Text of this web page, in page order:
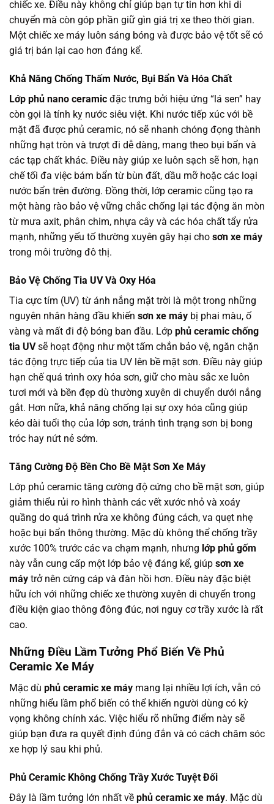
chiếc xe. Điều này không chỉ giúp bạn tự tin hơn khi di
chuyển mà còn góp phần giữ gìn giá trị xe theo thời gian.
Một chiếc xe máy luôn sáng bóng và được bảo vệ tốt sẽ có
giá trị bán lại cao hơn đáng kể.
Khả Năng Chống Thấm Nước, Bụi Bẩn Và Hóa Chất
Lớp phủ nano ceramic đặc trưng bởi hiệu ứng “lá sen” hay
còn gọi là tính kỵ nước siêu việt. Khi nước tiếp xúc với bề
mặt đã được phủ ceramic, nó sẽ nhanh chóng đọng thành
những hạt tròn và trượt đi dễ dàng, mang theo bụi bẩn và
các tạp chất khác. Điều này giúp xe luôn sạch sẽ hơn, hạn
chế tối đa việc bám bẩn từ bùn đất, dầu mỡ hoặc các loại
nước bẩn trên đường. Đồng thời, lớp ceramic cũng tạo ra
một hàng rào bảo vệ vững chắc chống lại tác động ăn mòn
từ mưa axit, phân chim, nhựa cây và các hóa chất tẩy rửa
mạnh, những yếu tố thường xuyên gây hại cho sơn xe máy
trong môi trường đô thị.
Bảo Vệ Chống Tia UV Và Oxy Hóa
Tia cực tím (UV) từ ánh nắng mặt trời là một trong những
nguyên nhân hàng đầu khiến sơn xe máy bị phai màu, ố
vàng và mất đi độ bóng ban đầu. Lớp phủ ceramic chống
tia UVsẽ hoạt động như một tấm chắn bảo vệ, ngăn chặn
tác động trực tiếp của tia UV lên bề mặt sơn. Điều này giúp
hạn chế quá trình oxy hóa sơn, giữ cho màu sắc xe luôn
tươi mới và bền đẹp dù thường xuyên di chuyển dưới nắng
gắt. Hơn nữa, khả năng chống lại sự oxy hóa cũng giúp
kéo dài tuổi thọ của lớp sơn, tránh tình trạng sơn bị bong
tróc hay nứt nẻ sớm.
Tăng Cường Độ Bền Cho Bề Mặt Sơn Xe Máy
Lớp phủ ceramic tăng cường độ cứng cho bề mặt sơn, giúp
giảm thiểu rủi ro hình thành các vết xước nhỏ và xoáy
quầng do quá trình rửa xe không đúng cách, va quẹt nhẹ
hoặc bụi bẩn thông thường. Mặc dù không thể chống trầy
xước 100% trước các va chạm mạnh, nhưng lớp phủ gốm
này vẫn cung cấp một lớp bảo vệ đáng kể, giúp sơn xe
máy trở nên cứng cáp và đàn hồi hơn. Điều này đặc biệt
hữu ích với những chiếc xe thường xuyên di chuyển trong
điều kiện giao thông đông đúc, nơi nguy cơ trầy xước là rất
cao.
Những Điều Lầm Tưởng Phổ Biến Về Phủ
Ceramic Xe Máy
Mặc dù phủ ceramic xe máy mang lại nhiều lợi ích, vẫn có
những hiểu lầm phổ biến có thể khiến người dùng có kỳ
vọng không chính xác. Việc hiểu rõ những điểm này sẽ
giúp bạn đưa ra quyết định đúng đắn và có cách chăm sóc
xe hợp lý sau khi phủ.
Phủ Ceramic Không Chống Trầy Xước Tuyệt Đối
Đây là lầm tưởng lớn nhất về phủ ceramic xe máy. Mặc dù